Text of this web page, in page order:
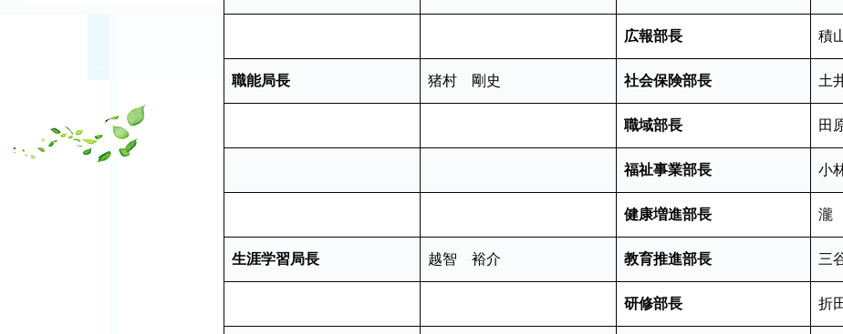
広報部長 積
職能局長 猪村 剛史 社会保険部長 土
職域部長 田
福祉事業部長 小
健康増進部長 瀧
生涯学習局長 越智 裕介 教育推進部長 三
研修部長 折